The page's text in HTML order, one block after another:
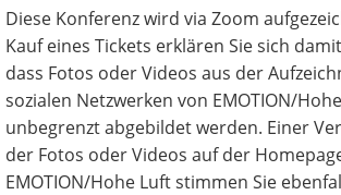
Diese Konferenz wird via Zoom
Kauf eines Tickets erklären Sie sich
dass Fotos oder Videos aus der
sozialen Netzwerken von EMOTION/
unbegrenzt abgebildet werden. Einer
der Fotos oder Videos auf der
EMOTION/Hohe Luft stimmen Sie